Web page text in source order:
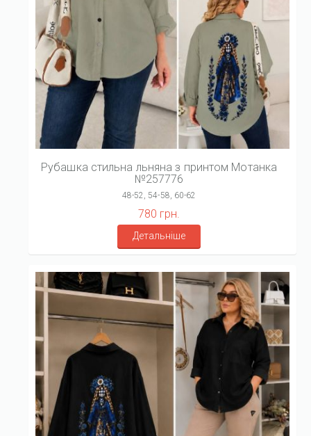
Рубашка стильна льняна з принтом Мотанка
№257776
48-52, 54-58, 60-62
780 грн.
Детальніше